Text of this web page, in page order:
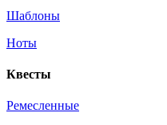
Шаблоны
Ноты
Квесты
Ремесленные